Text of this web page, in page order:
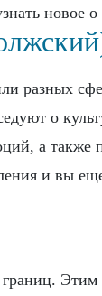
новое
разных
о
а также
и вы
Этим